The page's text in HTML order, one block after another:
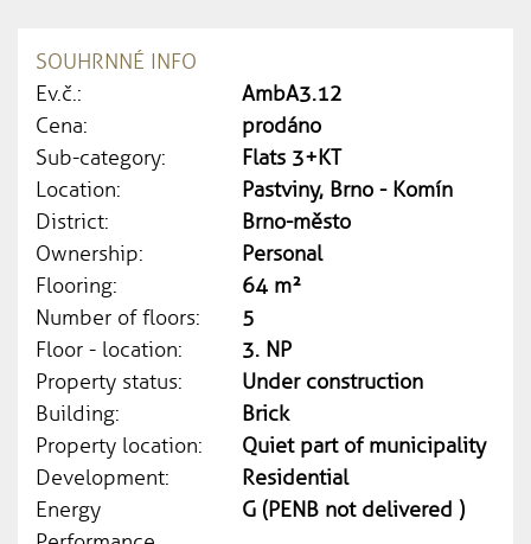
SOUHRNNÉ INFO
Ev.č.:
AmbA3.12
Cena:
prodáno
Sub-category:
Flats 3+KT
Location:
Pastviny, Brno - Komín
District:
Brno-město
Ownership:
Personal
Flooring:
64 m²
Number of floors:
5
Floor - location:
3. NP
Property status:
Under construction
Building:
Brick
Property location:
Quiet part of municipality
Development:
Residential
Energy
G (PENB not delivered )